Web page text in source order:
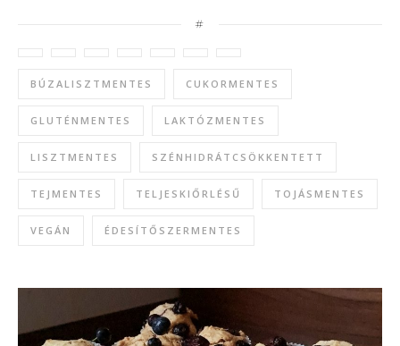
#
BÚZALISZTMENTES CUKORMENTES
GLUTÉNMENTES LAKTÓZMENTES
LISZTMENTES SZÉNHIDRÁTCSÖKKENTETT
TEJMENTES TELJESKIŐRLÉSŰ TOJÁSMENTES
VEGÁN ÉDESÍTŐSZERMENTES